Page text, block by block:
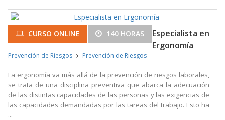
CURSO ONLINE 140 HORAS
Especialista en
Ergonomía
Prevención de Riesgos Prevención de Riesgos
La ergonomía va más allá de la prevención de riesgos laborales,
se trata de una disciplina preventiva que abarca la adecuación
de las distintas capacidades de las personas y las exigencias de
las capacidades demandadas por las tareas del trabajo. Esto ha
...